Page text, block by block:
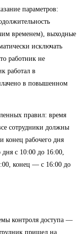
параметров:
временем), выходные
исключать
работник не
работал в
в повышенном
правил: время
сотрудники должны
конец рабочего дня
с 10:00 до 16:00,
конец — с 16:00 до
контроля доступа —
пришел на